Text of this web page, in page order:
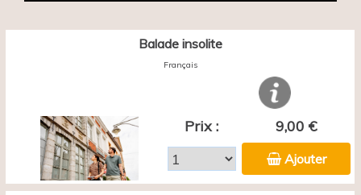
Balade insolite
Français
Prix : 9,00 €
Ajouter